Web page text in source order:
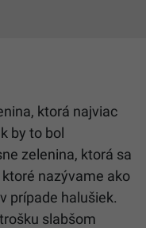
ktorá najviac
by to bol
zelenina, ktorá sa
nazývame ako
prípade halušiek.
slabšom